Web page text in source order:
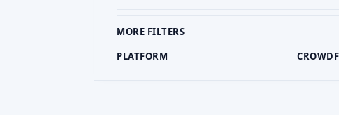
MORE FILTERS
PLATFORM